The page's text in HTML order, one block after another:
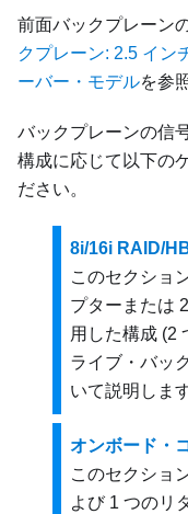
前面バックプレーン
クプレーン: 2.5 イン
ーバー・モデルを参
バックプレーンの信
構成に応じて以下の
ださい。
8i/16i RAID/
このセクショ
プターまたは
用した構成 (2
ライブ・バッ
いて説明します
オンボード・
このセクショ
よび 1 つのリ